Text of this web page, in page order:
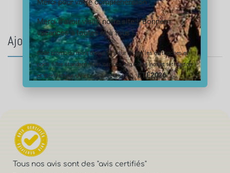
Ajouter un avis au produit
Tous nos avis sont des "avis certifiés"
Merci d’avoir visité notre site ! Bonnes
vacances à toutes et à tous !
Code promo du mois d’aout 10% sur toutes les cartouches et
porte filtre standard (hors cartons, big, carte inox et tête laiton
et stérilisateur UV et ses accessoires) :ÉTÉ2026